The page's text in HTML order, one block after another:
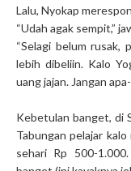
Lalu, Nyokap
“Udah agak sempit,”
“Selagi belum rusak,
lebih dibeliin. Kalo
uang jajan. Jangan
Kebetulan banget, di
Tabungan pelajar
sehari Rp 500-